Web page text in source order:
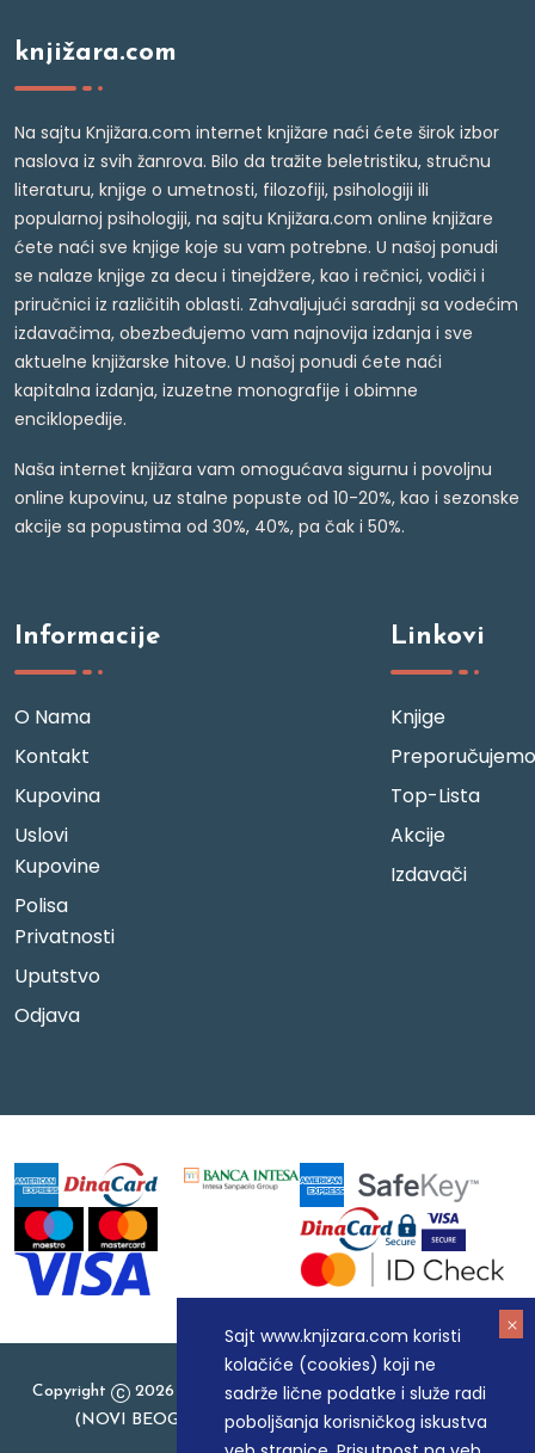
Sajt www.knjizara.com koristi
kolačiće (cookies) koji ne
sadrže lične podatke i služe radi
poboljšanja korisničkog iskustva
knjižara.com
Na sajtu Knjižara.com internet knjižare naći ćete širok izbor
naslova iz svih žanrova. Bilo da tražite beletristiku, stručnu
literaturu, knjige o umetnosti, filozofiji, psihologiji ili
popularnoj psihologiji, na sajtu Knjižara.com online knjižare
ćete naći sve knjige koje su vam potrebne. U našoj ponudi
se nalaze knjige za decu i tinejdžere, kao i rečnici, vodiči i
priručnici iz različitih oblasti. Zahvaljujući saradnji sa vodećim
izdavačima, obezbeđujemo vam najnovija izdanja i sve
aktuelne knjižarske hitove. U našoj ponudi ćete naći
kapitalna izdanja, izuzetne monografije i obimne
enciklopedije.
Naša internet knjižara vam omogućava sigurnu i povoljnu
online kupovinu, uz stalne popuste od 10-20%, kao i sezonske
akcije sa popustima od 30%, 40%, pa čak i 50%.
Informacije
O Nama
Kontakt
Kupovina
Uslovi
Kupovine
Polisa
Privatnosti
Uputstvo
Odjava
Linkovi
Knjige
Preporučujemo
Top-Lista
Akcije
Izdavači
Copyright
2026 Knjizara.com - MAKART DOO BEOGRAD
(NOVI BEOGRAD), PIB: 105184104, MB: 20337524